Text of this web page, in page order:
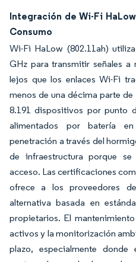
Integración de Wi-Fi
Consumo
Wi-Fi HaLow (802.11ah)
GHz para transmitir señales
lejos que los enlaces Wi-Fi
menos de una décima parte
8.191 dispositivos por punto
alimentados por batería
penetración a través del
de infraestructura porque
acceso. Las certificaciones
ofrece a los proveedores
alternativa basada en
propietarios. El
activos y la monitorización
plazo, especialmente